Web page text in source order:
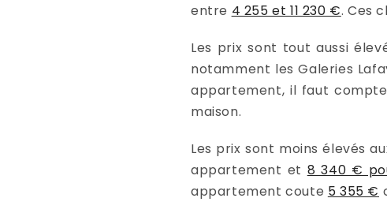
entre 4 255 et 11 230 €. Ces
Les prix sont tout aussi
notamment les Galeries
appartement, il faut
maison.
Les prix sont moins élevés
appartement et 8 340 €
appartement coute 5 355 €